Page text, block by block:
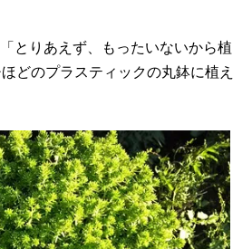
とりあえず、もったいないから植
どのプラスティックの丸鉢に植え